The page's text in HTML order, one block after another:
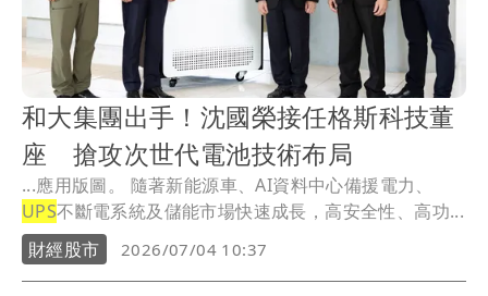
和大集團出手！沈國榮接任格斯科技董
座 搶攻次世代電池技術布局
...應用版圖。 隨著新能源車、AI資料中心備援電力、
UPS不斷電系統及儲能市場快速成長，高安全性、高功...
財經股市
2026/07/04 10:37